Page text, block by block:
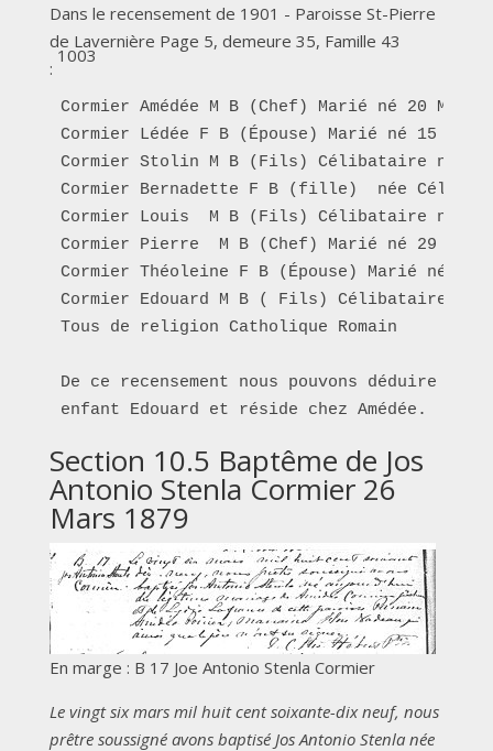
Dans le recensement de 1901 - Paroisse St-Pierre
de Lavernière Page 5, demeure 35, Famille 43
:
1003
Cormier Amédée M B (Chef) Marié né 20
Cormier Lédée F B (Épouse) Marié né 15
Cormier Stolin M B (Fils) Célibataire né 15
Cormier Bernadette F B (fille)  née
Cormier Louis  M B (Fils) Célibataire né 19
Cormier Pierre  M B (Chef) Marié né 29
Cormier Théoleine F B (Épouse) Marié née
Cormier Edouard M B ( Fils) Célibataire né
Tous de religion Catholique Romain
De ce recensement nous pouvons déduire
enfant Edouard et réside chez Amédée.
Section 10.5 Baptême de Jos
Antonio Stenla Cormier 26
Mars 1879
En marge : B 17 Joe Antonio Stenla Cormier
Le vingt six mars mil huit cent soixante-dix neuf, nous
prêtre soussigné avons baptisé Jos Antonio Stenla née